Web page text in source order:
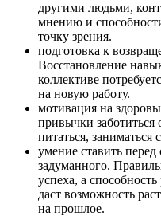
другими людьми,
мнению и
точку зрения.
подготовка к
Восстановление
коллективе
на новую работу.
мотивация на
привычки заботиться
питаться, заниматься
умение ставить
задуманного.
успеха, а
даст возможность
на прошлое.